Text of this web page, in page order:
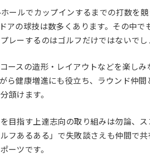
ールでカップインするまでの打数を
アの球技は数多くあります。その中で
レーするのはゴルフだけではないでし
ースの造形・レイアウトなどを楽しみ
ら健康増進にも役立ち、ラウンド仲間
頷けます。
目指す上達志向の取り組みは勿論、
フあるある」で失敗談さえも仲間で
ーツです。